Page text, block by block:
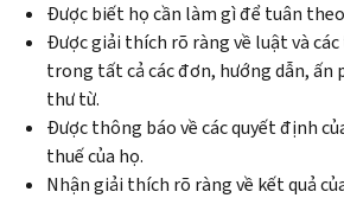
Được biết họ cần làm gì để tuân
Được giải thích rõ ràng về luật và
trong tất cả các đơn, hướng dẫn, ấn
thư từ.
Được thông báo về các quyết định
thuế của họ.
Nhận giải thích rõ ràng về kết quả